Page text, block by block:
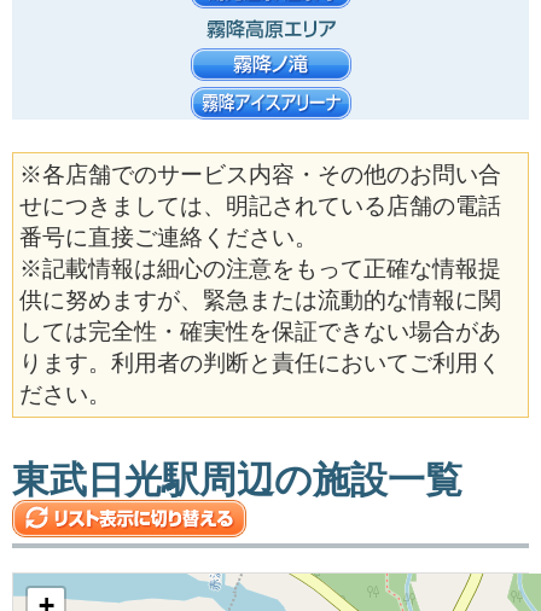
※各店舗でのサービス内容・その他のお問い合
せにつきましては、明記されている店舗の電話
番号に直接ご連絡ください。
※記載情報は細心の注意をもって正確な情報提
供に努めますが、緊急または流動的な情報に関
しては完全性・確実性を保証できない場合があ
ります。利用者の判断と責任においてご利用く
ださい。
東武日光駅周辺の施設一覧